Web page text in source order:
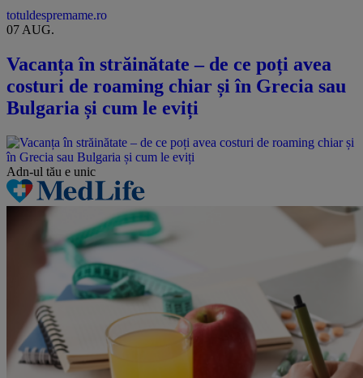
totuldespremame.ro
07 AUG.
Vacanța în străinătate – de ce poți avea
costuri de roaming chiar și în Grecia sau
Bulgaria și cum le eviți
Adn-ul tău e unic